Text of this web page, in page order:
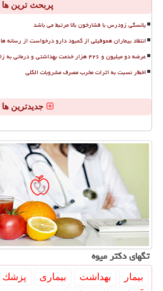
پربحث ترین ها
یائسگی زودرس با فشارخون بالا مرتبط می باشد
انتقاد بیماران هموفیلی از کمبود دارو درخواست از رسانه ها
عرضه دو میلیون و ۴۲۶ هزار خدمت بهداشتی و درمانی به زائرین
اخطار نسبت به اثرات مخرب مصرف مشروبات الکلی
جدیدترین ها
تگهای دكتر میوه
بیمار بهداشت بیماری پزشك